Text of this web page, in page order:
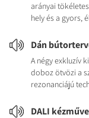
arányai
hely és a gyors,
Dán
A négy exkluzív
doboz ötvözi a
rezonanciájú
DALI